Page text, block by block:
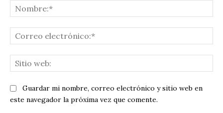
Guardar mi nombre, correo electrónico y sitio web en
este navegador la próxima vez que comente.